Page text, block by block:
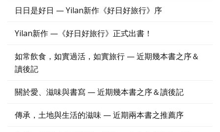
日日是好日 — Yilan新作《好日好旅行》序
Yilan新作 —《好日好旅行》正式出書！
如常飲食，如實過活，如實旅行 — 近期幾本書之序＆
讀後記
關於愛、滋味與書寫 — 近期幾本書之序＆讀後記
傳承，土地與生活的滋味 — 近期兩本書之推薦序